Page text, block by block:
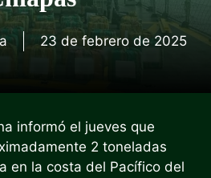
23 de febrero de 2025
informó el jueves que
2 toneladas
en la costa del Pacífico del